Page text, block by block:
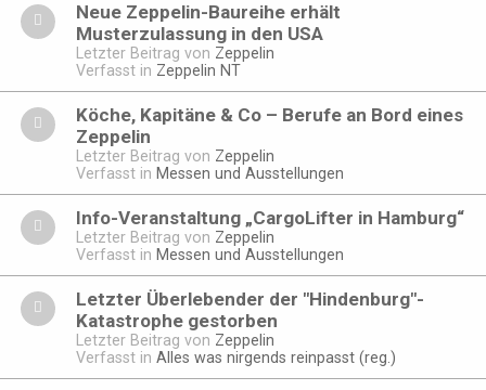
Neue Zeppelin-Baureihe erhält
Musterzulassung in den USA
Letzter Beitrag von Zeppelin
Verfasst in Zeppelin NT
Köche, Kapitäne & Co – Berufe an Bord eines
Zeppelin
Letzter Beitrag von Zeppelin
Verfasst in Messen und Ausstellungen
Info-Veranstaltung „CargoLifter in Hamburg“
Letzter Beitrag von Zeppelin
Verfasst in Messen und Ausstellungen
Letzter Überlebender der "Hindenburg"-
Katastrophe gestorben
Letzter Beitrag von Zeppelin
Verfasst in Alles was nirgends reinpasst (reg.)